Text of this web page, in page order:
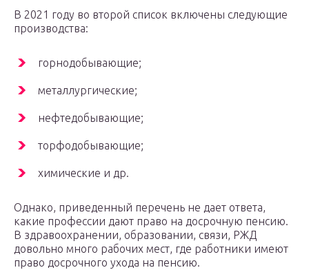
В 2021 году во второй список включены следующие
производства:
горнодобывающие;
металлургические;
нефтедобывающие;
торфодобывающие;
химические и др.
Однако, приведенный перечень не дает ответа,
какие профессии дают право на досрочную пенсию.
В здравоохранении, образовании, связи, РЖД
довольно много рабочих мест, где работники имеют
право досрочного ухода на пенсию.